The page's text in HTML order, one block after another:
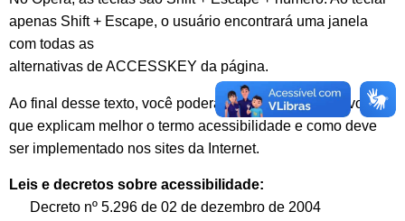
apenas Shift + Escape, o usuário encontrará uma janela
com todas as
alternativas de ACCESSKEY da página.
Ao final desse texto, você poderá baixar alguns arquivos
que explicam melhor o termo acessibilidade e como deve
ser implementado nos sites da Internet.
Leis e decretos sobre acessibilidade:
Decreto nº 5.296 de 02 de dezembro de 2004